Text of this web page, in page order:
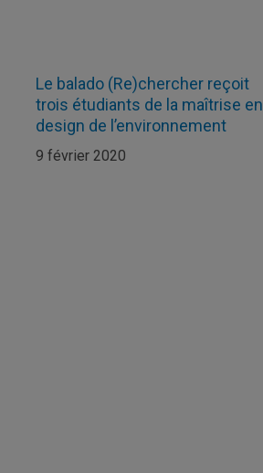
Le balado (Re)chercher reçoit
trois étudiants de la maîtrise en
design de l’environnement
9 février 2020